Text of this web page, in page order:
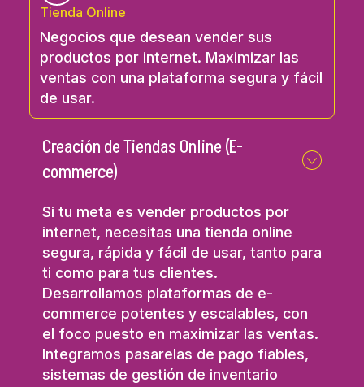
Tienda Online
Negocios que desean vender sus
productos por internet. Maximizar las
ventas con una plataforma segura y fácil
de usar.
Creación de Tiendas Online (E-
commerce)
Si tu meta es vender productos por
internet, necesitas una tienda online
segura, rápida y fácil de usar, tanto para
ti como para tus clientes.
Desarrollamos plataformas de e-
commerce potentes y escalables, con
el foco puesto en maximizar las ventas.
Integramos pasarelas de pago fiables,
sistemas de gestión de inventario